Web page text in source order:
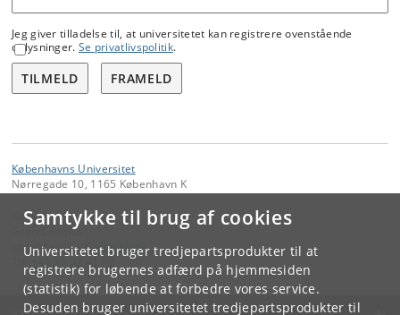
Samtykke til brug af cookies
Universitetet bruger tredjepartsprodukter til at
registrere brugernes adfærd på hjemmesiden
(statistik) for løbende at forbedre vores service.
Desuden bruger universitetet tredjepartsprodukter til
Jeg giver tilladelse til, at universitetet kan registrere ovenstående
oplysninger. Se privatlivspolitik.
TILMELD FRAMELD
Københavns Universitet
Nørregade 10, 1165 København K
Kontakt:
Grøn Campus
groencampus@adm .ku.dk